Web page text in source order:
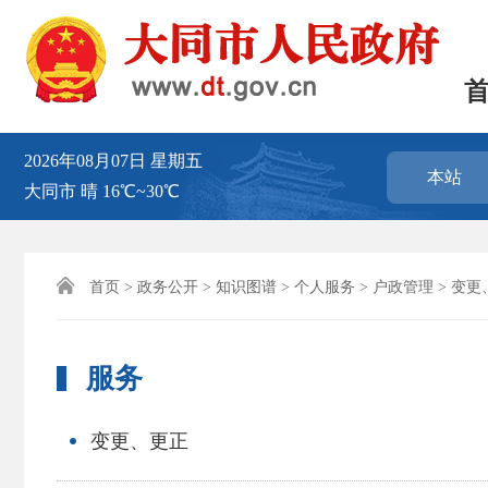
2026年08月07日 星期五
大同市 晴 16℃~30℃
本站
 首页 > 政务公开 > 知识图谱 > 个人服务 > 户政管理 > 变更
服务
变更、更正